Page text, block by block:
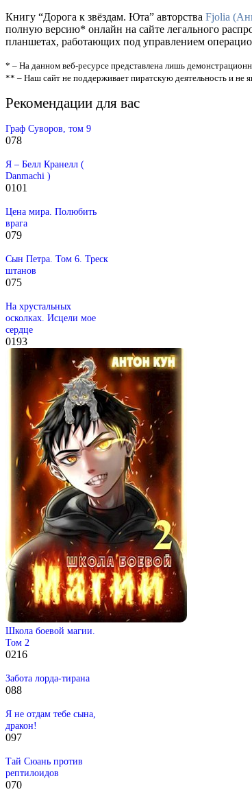
Книгу “Дорога к звёздам. Юта” авторства Fjolia
полную версию* онлайн на сайте легального
планшетах, работающих под управлением
* – На данном веб-ресурсе представлена лишь
** – Наш сайт не поддерживает пиратскую деятельность и не
Рекомендации для вас
Граф Суворов, том 9
078
Я – Белл Кранелл (
Danmachi )
0101
Цена мира. Полюбить
врага
079
Сын Петра. Том 6. Треск
штанов
075
На хрустальных
осколках. Исцели мое
сердце
0193
Школа боевой магии.
Том 2
0216
Забота лорда-тирана
088
Я не отдам тебе сына,
дракон!
097
Тай Сюань против
рептилоидов
070